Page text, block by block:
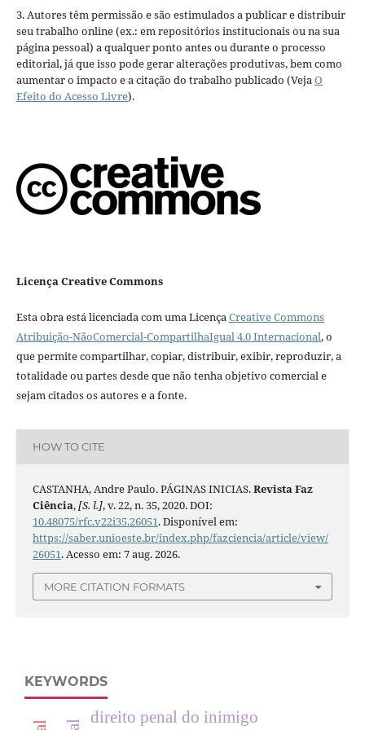
3. Autores têm permissão e são estimulados a publicar e distribuir
seu trabalho online (ex.: em repositórios institucionais ou na sua
página pessoal) a qualquer ponto antes ou durante o processo
editorial, já que isso pode gerar alterações produtivas, bem como
aumentar o impacto e a citação do trabalho publicado (VejaO
Efeito do Acesso Livre).
Licença Creative Commons
Esta obra está licenciada com uma LicençaCreative Commons
Atribuição-NãoComercial-CompartilhaIgual 4.0 Internacional, o
que permite compartilhar, copiar, distribuir, exibir, reproduzir, a
totalidade ou partes desde que não tenha objetivo comercial e
sejam citados os autores e a fonte.
HOW TO CITE
CASTANHA, Andre Paulo. PÁGINAS INICIAS.Revista Faz
Ciência,[S. l.], v. 22, n. 35, 2020. DOI:
10.48075/rfc.v22i35.26051. Disponível em:
https://saber.unioeste.br/index.php/fazciencia/article/view/
26051. Acesso em: 7 aug. 2026.
MORE CITATION FORMATS
KEYWORDS
direito penal do inimigo